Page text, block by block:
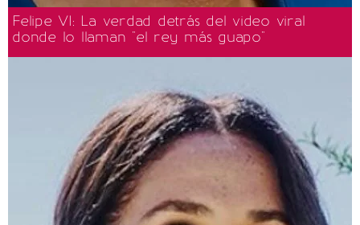
Felipe VI: La verdad detrás del video viral
donde lo llaman "el rey más guapo"